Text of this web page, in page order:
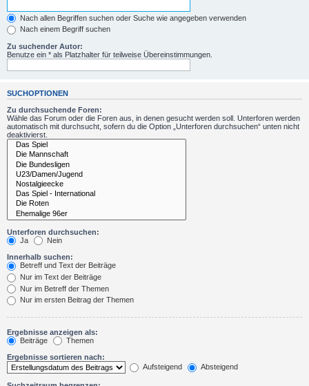
Nach allen Begriffen suchen oder Suche wie angegeben verwenden
Nach einem Begriff suchen
Zu suchender Autor:
Benutze ein * als Platzhalter für teilweise Übereinstimmungen.
SUCHOPTIONEN
Zu durchsuchende Foren:
Wähle das Forum oder die Foren aus, in denen gesucht werden soll. Unterforen werden
automatisch mit durchsucht, sofern du die Option „Unterforen durchsuchen“ unten nicht
deaktivierst.
Unterforen durchsuchen:
Ja
Nein
Innerhalb suchen:
Betreff und Text der Beiträge
Nur im Text der Beiträge
Nur im Betreff der Themen
Nur im ersten Beitrag der Themen
Ergebnisse anzeigen als:
Beiträge
Themen
Ergebnisse sortieren nach:
Aufsteigend
Absteigend